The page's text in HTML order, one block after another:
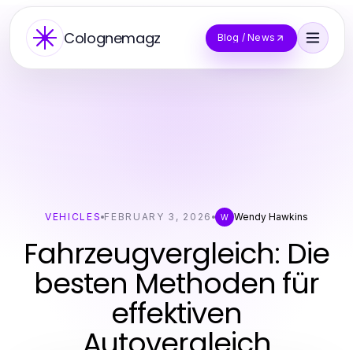
Colognemagz Blog / News
VEHICLES FEBRUARY 3, 2026 W Wendy Hawkins
Fahrzeugvergleich: Die
besten Methoden für
effektiven